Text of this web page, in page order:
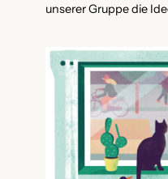
unserer Gruppe die